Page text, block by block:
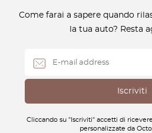
Come farai a sapere quando
la tua auto? Resta
Cliccando su "Iscriviti" accetti di
personalizzate da